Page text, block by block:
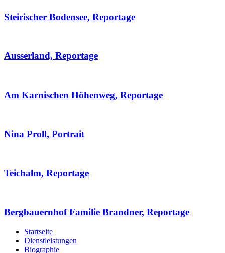
Steirischer Bodensee, Reportage
Ausserland, Reportage
Am Karnischen Höhenweg, Reportage
Nina Proll, Portrait
Teichalm, Reportage
Bergbauernhof Familie Brandner, Reportage
Startseite
Dienstleistungen
Biographie